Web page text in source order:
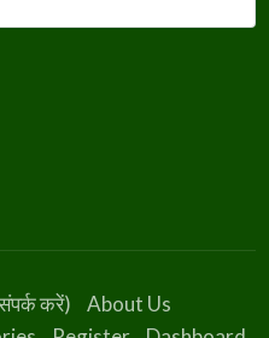
करें)
About Us